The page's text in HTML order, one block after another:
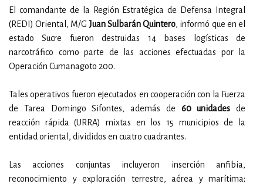
El comandante de la Región Estratégica de Defensa Integral
(REDI) Oriental, M/GJuan Sulbarán Quintero, informó que en el
estado Sucre fueron destruidas 14 bases logísticas de
narcotráfico como parte de las acciones efectuadas por la
Operación Cumanagoto 200.
Tales operativos fueron ejecutados en cooperación con la Fuerza
de Tarea Domingo Sifontes, además de 60 unidades de
reacción rápida (URRA) mixtas en los 15 municipios de la
entidad oriental, divididos en cuatro cuadrantes.
Las acciones conjuntas incluyeron inserción anfibia,
reconocimiento y exploración terrestre, aérea y marítima;